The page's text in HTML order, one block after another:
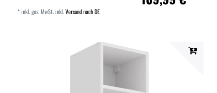
*inkl. ges. MwSt.inkl.Versand nach DE